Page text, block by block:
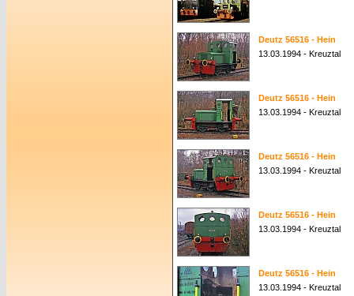
Deutz 56516 - Hein
13.03.1994 - Kreuztal
Deutz 56516 - Hein
13.03.1994 - Kreuztal
Deutz 56516 - Hein
13.03.1994 - Kreuztal
Deutz 56516 - Hein
13.03.1994 - Kreuztal
Deutz 56516 - Hein
13.03.1994 - Kreuztal